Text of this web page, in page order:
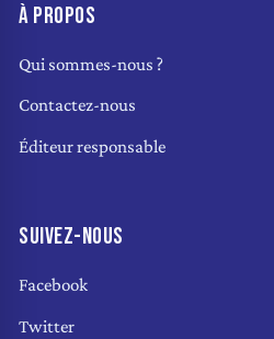
À PROPOS
Qui sommes-nous ?
Contactez-nous
Éditeur responsable
SUIVEZ-NOUS
Facebook
Twitter